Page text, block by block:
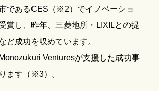
であるCES（※2）でイノベーショ
賞し、昨年、三菱地所・LIXILとの提
ど成功を収めています。
Venturesが支援した成功事
ます（※3）。